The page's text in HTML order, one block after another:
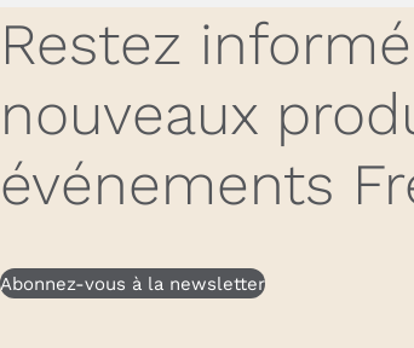
Restez
nouveaux
événements
Abonnez-vous à la newsletter